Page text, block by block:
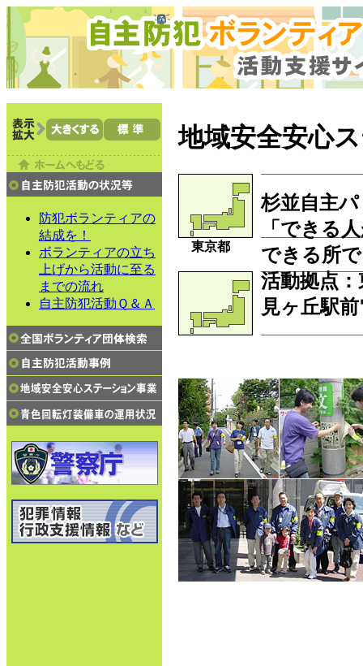
防犯ボランティアの
結成を！
ボランティアの立ち
上げから活動に至る
までの流れ
自主防犯活動Ｑ＆Ａ
地域安全安心
東京都
杉並自主
「できる
できる所
活動拠点
見ヶ丘駅